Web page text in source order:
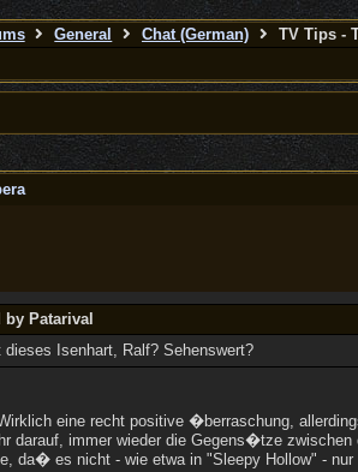
General Chat (German) TV Tips -
Patarival
dieses Isenhart, Ralf? Sehenswert?
eine recht positive �berraschung,
darauf, immer wieder die Gegens�tze
da� es nicht - wie etwa in "Sleepy Hollow" -